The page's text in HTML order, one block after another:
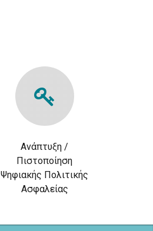
Ανάπτυξη /
Πιστοποίηση
Ψηφιακής Πολιτικής
Ασφαλείας